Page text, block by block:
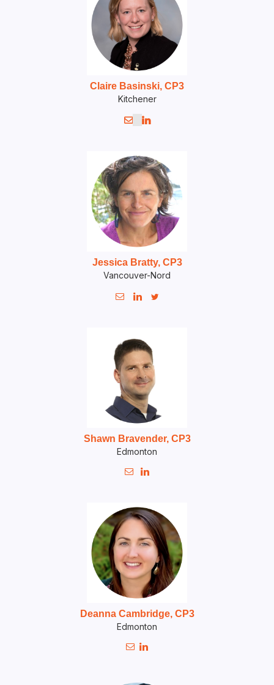
Claire Basinski, CP3
Kitchener
 
Jessica Bratty, CP3
Vancouver-Nord
  
Shawn Bravender, CP3
Edmonton
 
Deanna Cambridge, CP3
Edmonton
 